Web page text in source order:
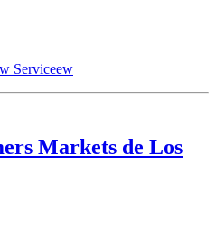
Markets de Los